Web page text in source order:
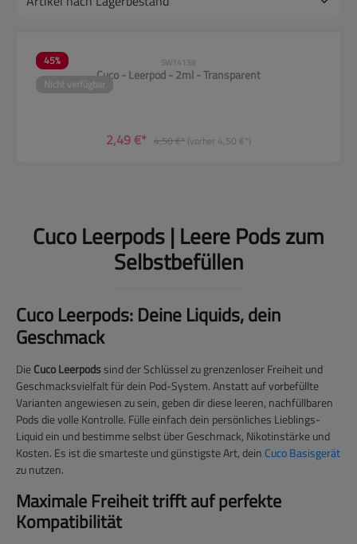
45%
Nicht verfügbar
SW14138
Cuco - Leerpod - 2ml - Transparent
2,49 €* 4,50 €* (vorher 4,50 €*)
Cuco Leerpods | Leere Pods zum
Selbstbefüllen
Cuco Leerpods: Deine Liquids, dein
Geschmack
DieCuco Leerpodssind der Schlüssel zu grenzenloser Freiheit und
Geschmacksvielfalt für dein Pod-System. Anstatt auf vorbefüllte
Varianten angewiesen zu sein, geben dir diese leeren, nachfüllbaren
Pods die volle Kontrolle. Fülle einfach dein persönliches Lieblings-
Liquid ein und bestimme selbst über Geschmack, Nikotinstärke und
Kosten. Es ist die smarteste und günstigste Art, dein Cuco Basisgerät
zu nutzen.
Maximale Freiheit trifft auf perfekte
Kompatibilität